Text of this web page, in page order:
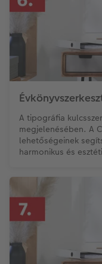
A tipográfia
megjelenésében. A
lehetőségeinek
harmonikus és